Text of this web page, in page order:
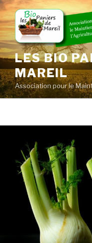
Skip
to
content
LES BIO
MAREIL
Association pour le